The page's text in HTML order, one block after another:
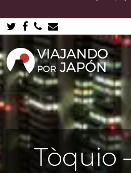
Vés
a
contingut
Tòquio